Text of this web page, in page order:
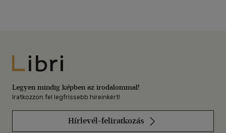
Libri
Legyen mindig képben az irodalommal!
Iratkozzon fel legfrissebb híreinkért!
Hírlevél-feliratkozás